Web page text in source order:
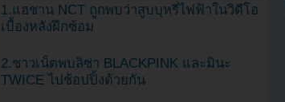
1.แฮชาน NCT ถูกพบว่าสูบบุหรี่ไฟฟ้าในวิดีโอ
เบื้องหลังฝึกซ้อม
2.ชาวเน็ตพบลิซ่า BLACKPINK และมินะ
TWICE ไปช้อปปิ้งด้วยกัน